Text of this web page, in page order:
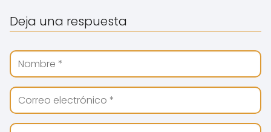
Deja una respuesta